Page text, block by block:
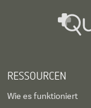
RESSOURCEN
Wie es funktioniert